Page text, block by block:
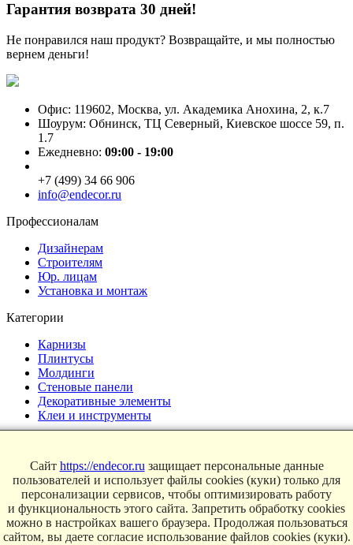
Гарантия возврата 30 дней!
Не понравился наш продукт? Возвращайте, и мы полностью
вернем деньги!
Офис: 119602, Москва, ул. Академика Анохина, 2, к.7
Шоурум: Обнинск, ТЦ Северный, Киевское шоссе 59, п.
1.7
Ежедневно: 09:00 - 19:00
+7 (499) 34 66 906
info@endecor.ru
Профессионалам
Дизайнерам
Строителям
Юр. лицам
Установка и монтаж
Категории
Карнизы
Плинтусы
Молдинги
Стеновые панели
Декоративные элементы
Клеи и инструменты
Интерьеры
Блог
Магазин
О компании
Сайт https://endecor.ru защищает персональные данные
пользователей и использует файлы cookies (куки) только для
персонализации сервисов, чтобы оптимизировать работу
и функциональность этого сайта. Запретить обработку cookies
можно в настройках вашего браузера. Продолжая пользоваться
сайтом, вы даете согласие использование файлов cookies (куки).